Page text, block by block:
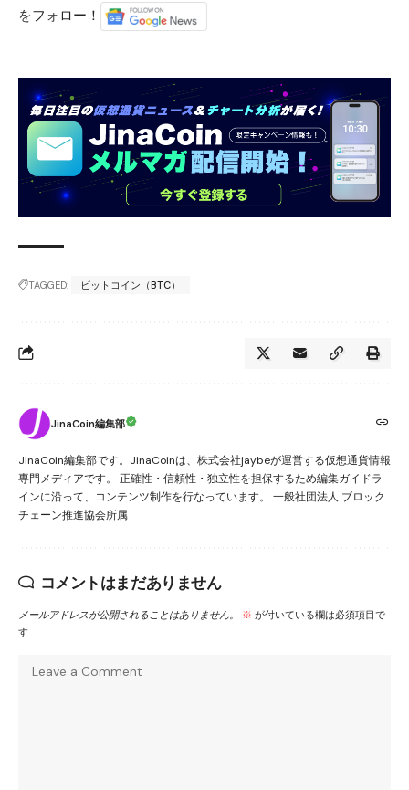
をフォロー！
TAGGED: ビットコイン（BTC）
JinaCoin編集部
JinaCoin編集部です。JinaCoinは、株式会社jaybeが運営する仮想通貨情報
専門メディアです。 正確性・信頼性・独立性を担保するため編集ガイドラ
インに沿って、コンテンツ制作を行なっています。 一般社団法人 ブロック
チェーン推進協会所属
コメントはまだありません
メールアドレスが公開されることはありません。 ※ が付いている欄は必須項目で
す